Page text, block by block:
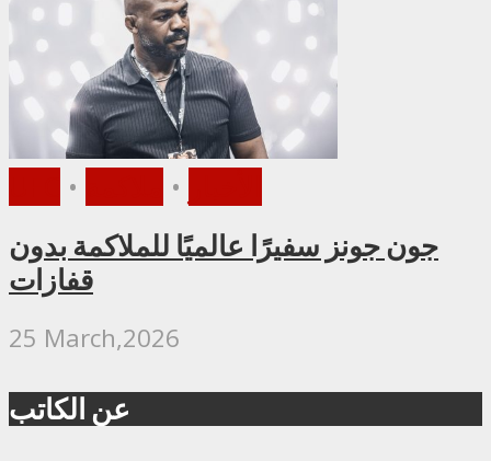
• •
جون جونز سفيرًا عالميًا للملاكمة بدون
قفازات
25 March,2026
عن الكاتب